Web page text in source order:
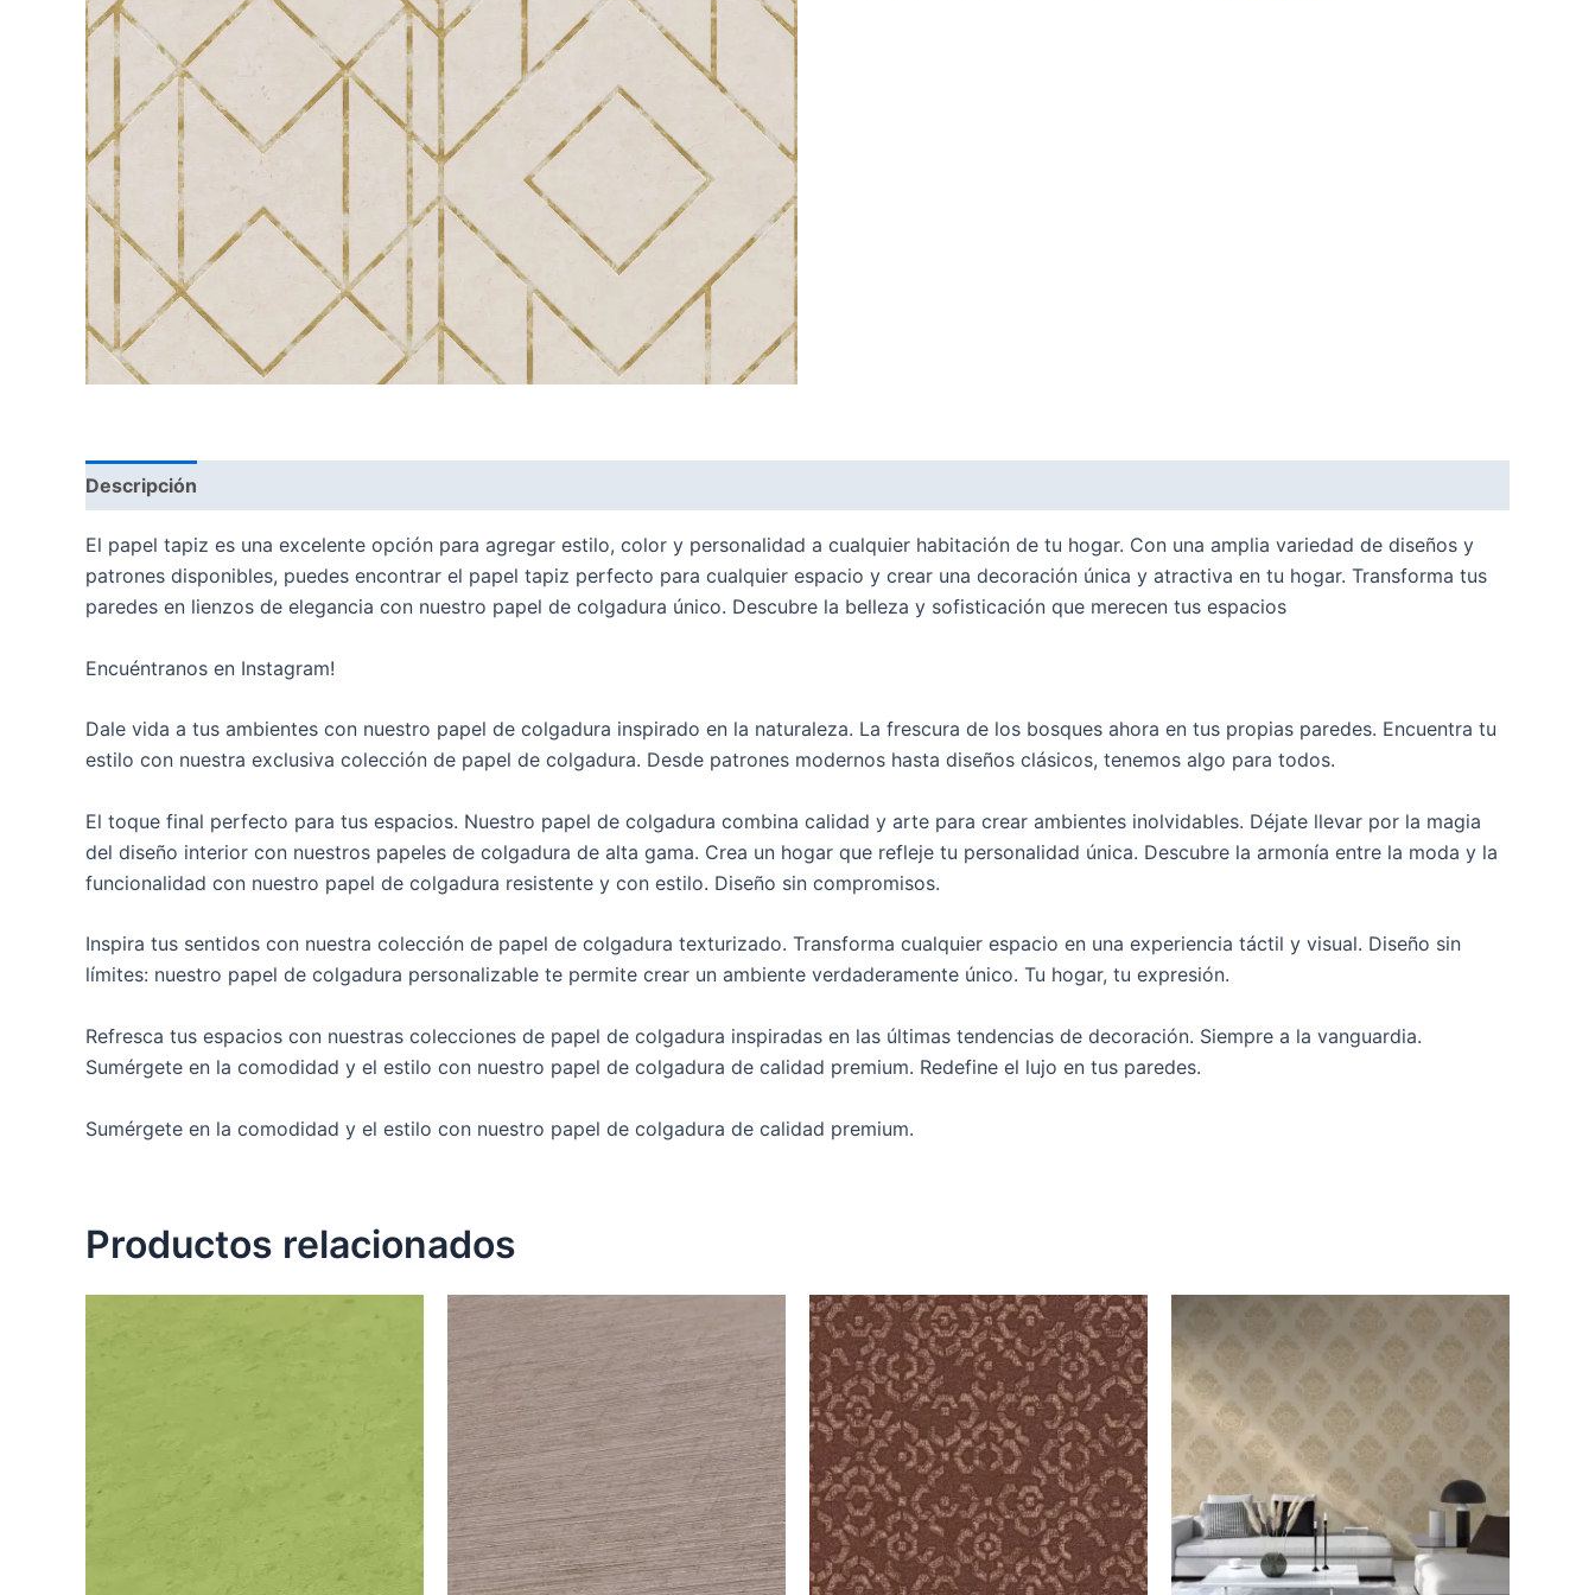
Descripción
El papel tapiz es una excelente opción para agregar estilo, color y personalidad a cualquier habitación de tu hogar. Con una amplia variedad de diseños y
patrones disponibles, puedes encontrar el papel tapiz perfecto para cualquier espacio y crear una decoración única y atractiva en tu hogar. Transforma tus
paredes en lienzos de elegancia con nuestro papel de colgadura único. Descubre la belleza y sofisticación que merecen tus espacios
Encuéntranos en Instagram!
Dale vida a tus ambientes con nuestro papel de colgadura inspirado en la naturaleza. La frescura de los bosques ahora en tus propias paredes. Encuentra tu
estilo con nuestra exclusiva colección de papel de colgadura. Desde patrones modernos hasta diseños clásicos, tenemos algo para todos.
El toque final perfecto para tus espacios. Nuestro papel de colgadura combina calidad y arte para crear ambientes inolvidables. Déjate llevar por la magia
del diseño interior con nuestros papeles de colgadura de alta gama. Crea un hogar que refleje tu personalidad única. Descubre la armonía entre la moda y la
funcionalidad con nuestro papel de colgadura resistente y con estilo. Diseño sin compromisos.
Inspira tus sentidos con nuestra colección de papel de colgadura texturizado. Transforma cualquier espacio en una experiencia táctil y visual. Diseño sin
límites: nuestro papel de colgadura personalizable te permite crear un ambiente verdaderamente único. Tu hogar, tu expresión.
Refresca tus espacios con nuestras colecciones de papel de colgadura inspiradas en las últimas tendencias de decoración. Siempre a la vanguardia.
Sumérgete en la comodidad y el estilo con nuestro papel de colgadura de calidad premium. Redefine el lujo en tus paredes.
Sumérgete en la comodidad y el estilo con nuestro papel de colgadura de calidad premium.
Productos relacionados